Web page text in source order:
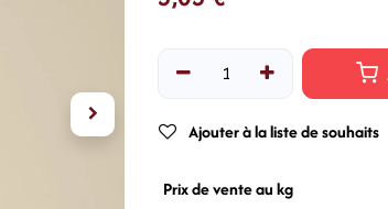
Ajouter à la liste de souhaits
Prix de vente au kg